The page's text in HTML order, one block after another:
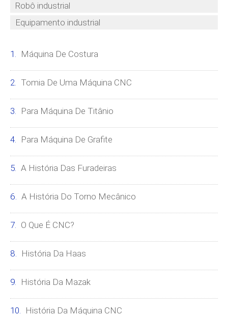
Robô industrial
Equipamento industrial
Máquina De Costura
Tomia De Uma Máquina CNC
Para Máquina De Titânio
Para Máquina De Grafite
A História Das Furadeiras
A História Do Torno Mecânico
O Que É CNC?
História Da Haas
História Da Mazak
História Da Máquina CNC